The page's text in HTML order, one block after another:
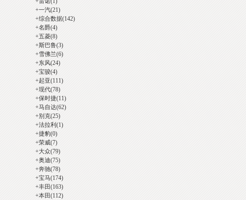
修
酷
+一汽(21)
+综合数据(142)
+名爵(4)
+五菱(8)
+斯巴鲁(3)
+雪佛兰(6)
+东风(24)
+宝骏(4)
+起亚(111)
+现代(78)
+保时捷(11)
+马自达(62)
+别克(25)
+法拉利 (1)
+捷豹(0)
+荣威(7)
+大众(79)
+奥迪(75)
+奔驰(78)
+宝马(174)
+丰田(163)
+本田(112)